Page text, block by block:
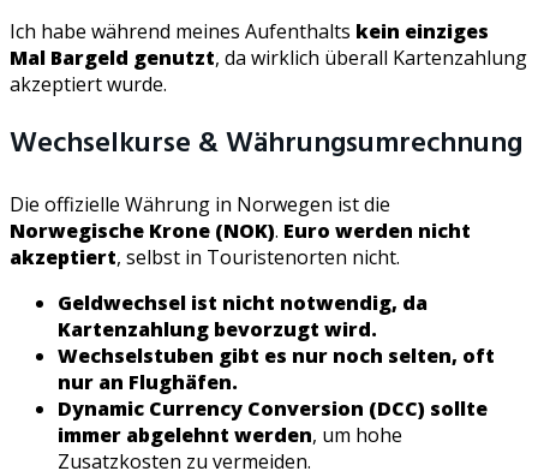
Ich habe während meines Aufenthalts kein einziges
Mal Bargeld genutzt, da wirklich überall Kartenzahlung
akzeptiert wurde.
Wechselkurse & Währungsumrechnung
Die offizielle Währung in Norwegen ist die
Norwegische Krone (NOK). Euro werden nicht
akzeptiert, selbst in Touristenorten nicht.
Geldwechsel ist nicht notwendig, da
Kartenzahlung bevorzugt wird.
Wechselstuben gibt es nur noch selten, oft
nur an Flughäfen.
Dynamic Currency Conversion (DCC) sollte
immer abgelehnt werden, um hohe
Zusatzkosten zu vermeiden.